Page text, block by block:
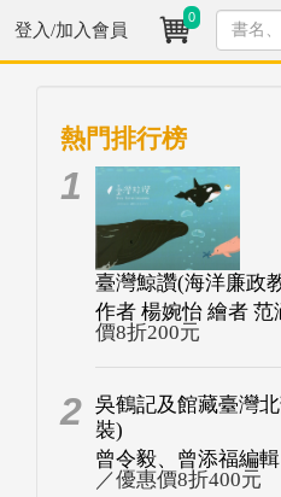
登入/加入會員
0
熱門排行榜
1
臺灣鯨讚(海洋廉政
作者 楊婉怡 繪者 范
價8折200元
2 吳鶴記及館藏臺灣
裝)
曾令毅、曾添福編
／優惠價8折400元